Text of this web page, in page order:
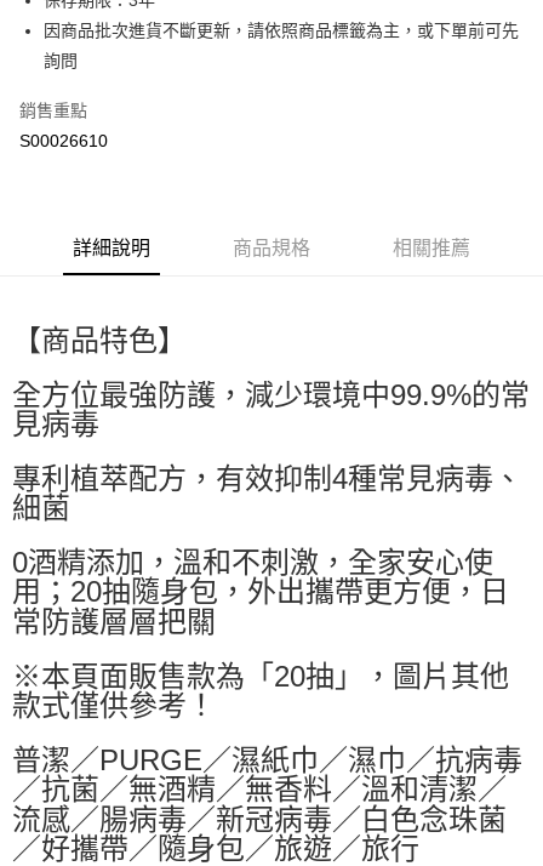
街口支付
ATM付款
運送方式
全家取貨付款
每筆NT$60，滿NT$499(含以上)免運費
每筆NT$60，滿NT$499(含以上)免運費
付款後萊爾富取貨
每筆NT$60，滿NT$499(含以上)免運費
7-11取貨付款
每筆NT$60，滿NT$499(含以上)免運費
每筆NT$60，滿NT$499(含以上)免運費
黑貓宅配
宅配
因商品批次進貨不斷更新，請依照商品標籤為主，或下單前可先
詢問
銷售重點
S00026610
詳細說明 商品規格 相關推薦
【商品特色】
全方位最強防護，減少環境中99.9%的常
見病毒
專利植萃配方，有效抑制4種常見病毒、
細菌
0酒精添加，溫和不刺激，全家安心使
用；20抽隨身包，外出攜帶更方便，日
常防護層層把關
※本頁面販售款為「20抽」，圖片其他
款式僅供參考！
普潔／PURGE／濕紙巾／濕巾／抗病毒
／抗菌／無酒精／無香料／溫和清潔／
流感／腸病毒／新冠病毒／白色念珠菌
／好攜帶／隨身包／旅遊／旅行